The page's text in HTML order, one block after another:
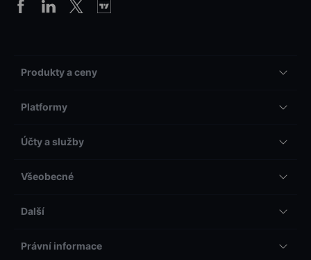
Produkty a ceny
Platformy
Účty a služby
Všeobecné
Další
Právní informace